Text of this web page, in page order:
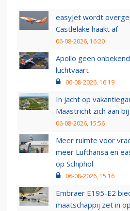
easyJet wordt
Castlelake haakt af
06-08-2026, 16:20
Apollo geen
luchtvaart
06-08-2026, 16:19
In jacht op
Maastricht zich aan bij
06-08-2026, 15:56
Meer ruimte voor
meer Lufthansa en
op Schiphol
06-08-2026, 15:16
Embraer E195-E2
maatschappij zet in